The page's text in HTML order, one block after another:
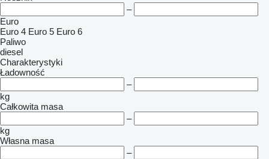
–
Euro
Euro 4 Euro 5 Euro 6
Paliwo
diesel
Charakterystyki
Ładowność
–
kg
Całkowita masa
–
kg
Własna masa
–